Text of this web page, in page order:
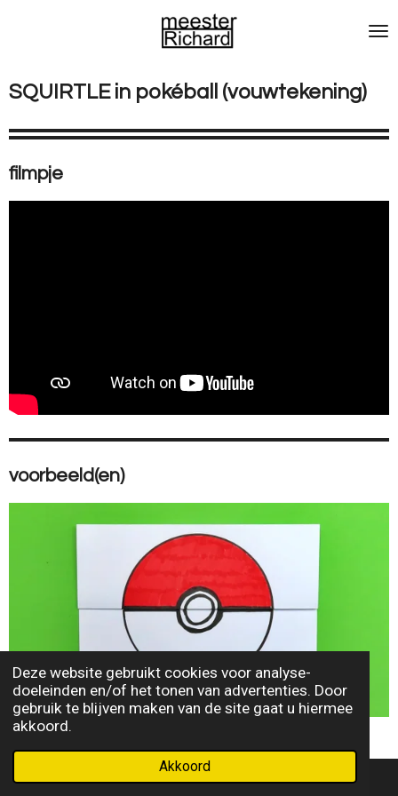
Deze website gebruikt cookies voor analyse-
doeleinden en/of het tonen van advertenties. Door
gebruik te blijven maken van de site gaat u hiermee
akkoord.
Akkoord
de
hoofdinhoud
SQUIRTLE in pokéball (vouwtekening)
filmpje
voorbeeld(en)